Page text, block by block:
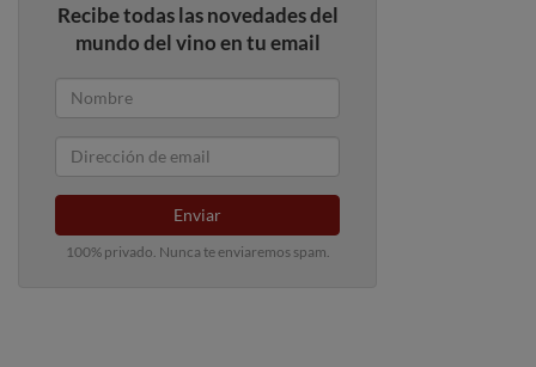
Recibe todas las novedades del
mundo del vino en tu email
Enviar
100% privado. Nunca te enviaremos spam.